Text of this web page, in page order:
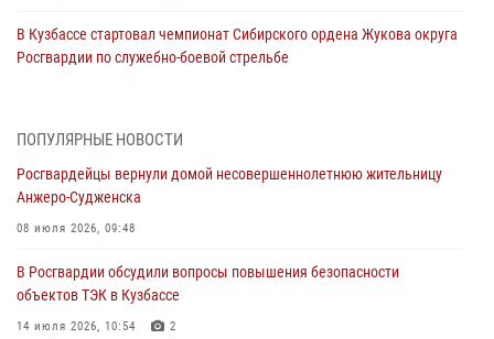
В Кузбассе стартовал чемпионат Сибирского ордена Жукова округа
Росгвардии по служебно-боевой стрельбе
Росгвардейцы задержали в Кемерове дебошира, устроившего
05 августа 2026, 09:30
Росгвардейцы задержали участника драки, причинившего побои
05 августа 2026, 08:50
Росгвардейцы пресекли нарушение общественного порядка на
ПОПУЛЯРНЫЕ НОВОСТИ
Росгвардейцы вернули домой несовершеннолетнюю жительницу
Анжеро-Судженска
08 июля 2026, 09:48
В Росгвардии обсудили вопросы повышения безопасности
объектов ТЭК в Кузбассе
14 июля 2026, 10:54 2